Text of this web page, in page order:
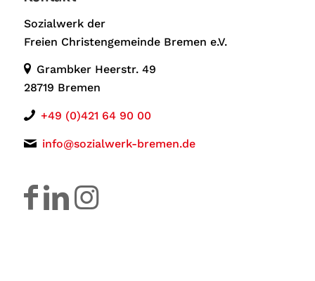
Sozialwerk der
Freien Christengemeinde Bremen e.V.
Grambker Heerstr. 49
28719 Bremen
+49 (0)421 64 90 00
info@sozialwerk-bremen.de